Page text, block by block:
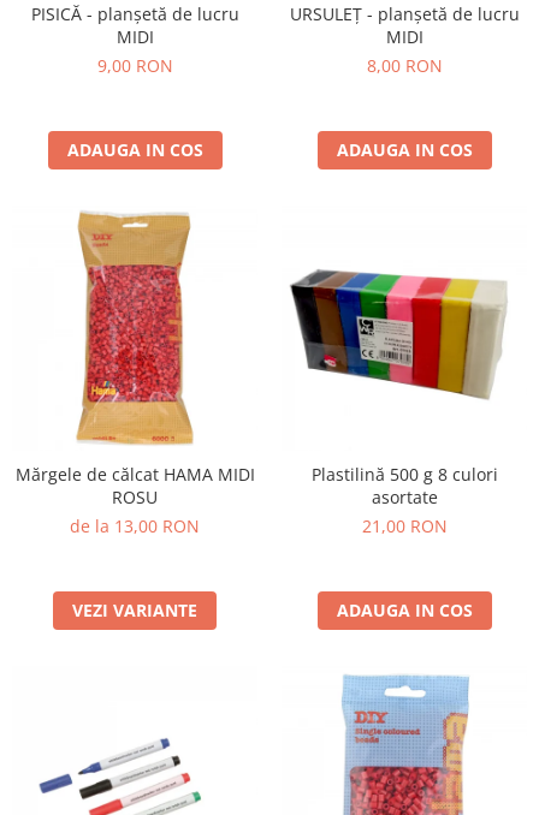
PISICĂ - planșetă de lucru
MIDI
9,00 RON
ADAUGA IN COS
URSULEȚ - planșetă de lucru
MIDI
8,00 RON
ADAUGA IN COS
Mărgele de călcat HAMA MIDI
ROSU
de la 13,00 RON
VEZI VARIANTE
Plastilină 500 g 8 culori
asortate
21,00 RON
ADAUGA IN COS